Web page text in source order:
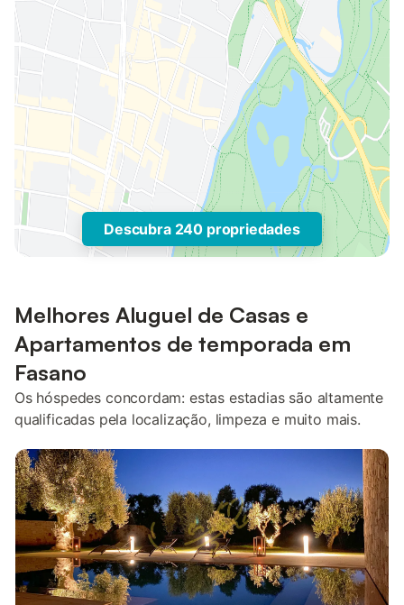
Descubra 240 propriedades
Melhores Aluguel de Casas e
Apartamentos de temporada em
Fasano
Os hóspedes concordam: estas estadias são altamente
qualificadas pela localização, limpeza e muito mais.